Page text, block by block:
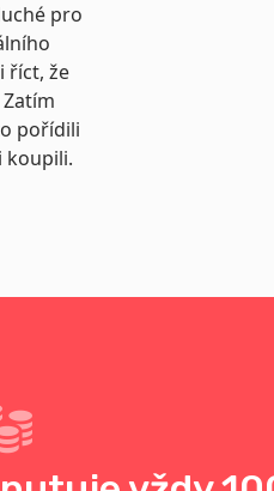
pro
říct, že
pořídili
koupili.